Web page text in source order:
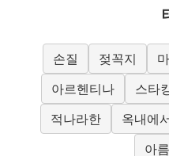
손질 젖꼭지
아르헨티나
스타
적나라한
옥내에
아